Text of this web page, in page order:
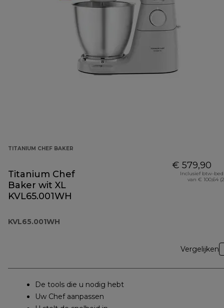
TITANIUM CHEF BAKER
Titanium Chef
Baker wit XL
KVL65.001WH
KVL65.001WH
€ 579,90
Inclusief btw-
van € 100,64
Vergelijken
De tools die u nodig hebt
Uw Chef aanpassen